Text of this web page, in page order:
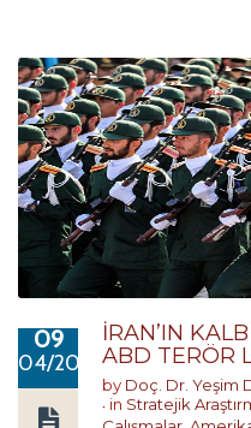
09
04/2019
İRAN’IN
ABD TERÖR
by Doç. Dr. Yeşim
in Stratejik